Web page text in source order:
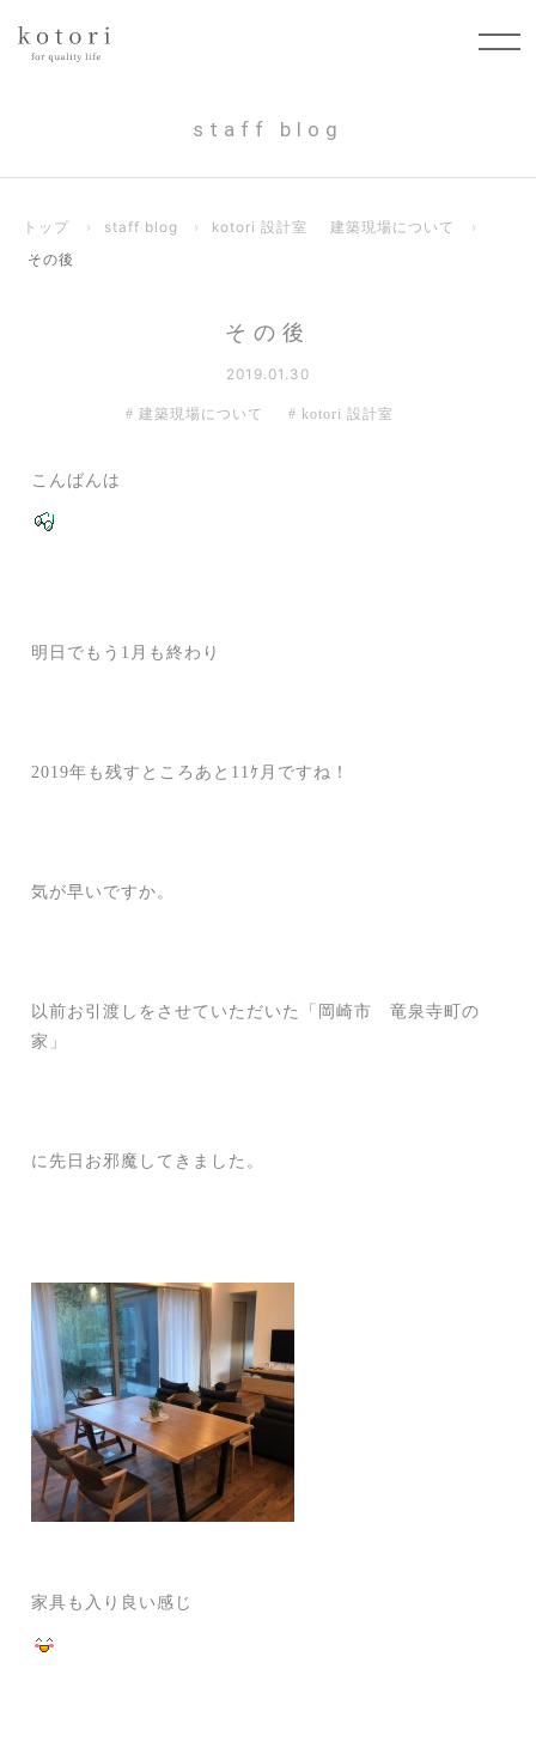
staff blog
トップ › staff blog › kotori 設計室 建築現場について
›
その後
その後
2019.01.30
建築現場について kotori 設計室
こんばんは
明日でもう1月も終わり
2019年も残すところあと11ｹ月ですね！
気が早いですか。
以前お引渡しをさせていただいた「岡崎市 竜泉寺町の
家」
に先日お邪魔してきました。
家具も入り良い感じ